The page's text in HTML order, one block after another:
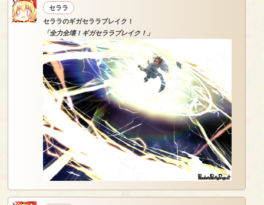
セララ
セララのギガセララブレイク！
「全力全壊！ギガセララブレイク！」